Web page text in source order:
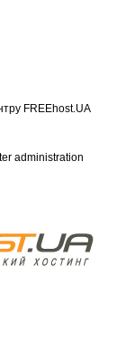
FREEhost.UA
administration